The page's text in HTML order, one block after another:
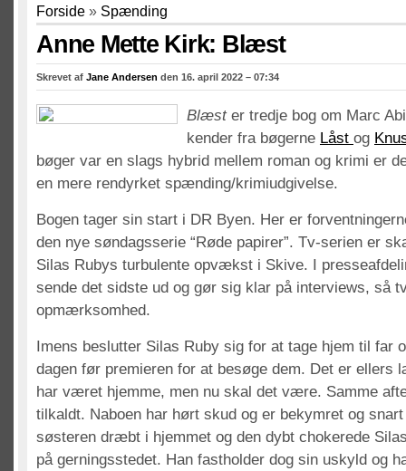
Forside » Spænding
Anne Mette Kirk: Blæst
Skrevet af Jane Andersen den 16. april 2022 – 07:34
Blæster tredje bog om Marc
kender fra bøgerne Låst og
bøger var en slags hybrid mellem roman og krimi er
en mere rendyrket spænding/krimiudgivelse.
Bogen tager sin start i DR Byen. Her er
den nye søndagsserie “Røde papirer”. Tv-serien er
Silas Rubys turbulente opvækst i Skive. I
sende det sidste ud og gør sig klar på interviews, så
opmærksomhed.
Imens beslutter Silas Ruby sig for at tage hjem til far
dagen før premieren for at besøge dem. Det er ellers
har været hjemme, men nu skal det være. Samme
tilkaldt. Naboen har hørt skud og er bekymret og
søsteren dræbt i hjemmet og den dybt chokerede
på gerningsstedet. Han fastholder dog sin uskyld og